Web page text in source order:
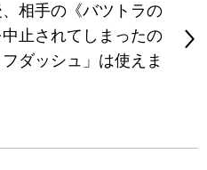
相手の《バツトラの
止されてしまったの
ダッシュ」は使えま